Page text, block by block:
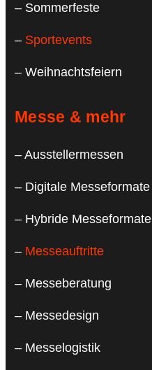
– Sommerfeste
– Sportevents
– Weihnachtsfeiern
Messe & mehr
– Ausstellermessen
– Digitale Messeformate
– Hybride Messeformate
– Messeauftritte
– Messeberatung
– Messedesign
– Messelogistik